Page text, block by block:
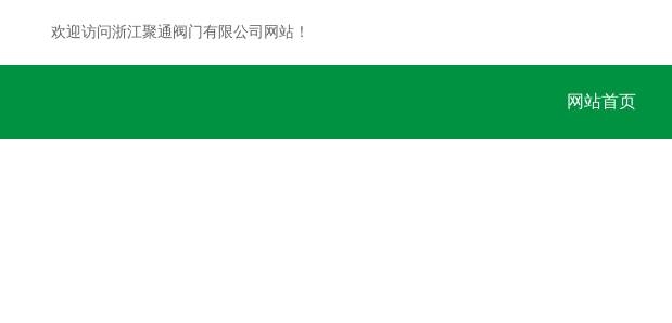
欢迎访问浙江聚通阀门有限公司网站！
网站首页